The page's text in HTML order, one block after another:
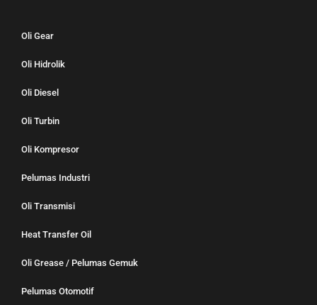
Oli Gear
Oli Hidrolik
Oli Diesel
Oli Turbin
Oli Kompresor
Pelumas Industri
Oli Transmisi
Heat Transfer Oil
Oli Grease / Pelumas Gemuk
Pelumas Otomotif